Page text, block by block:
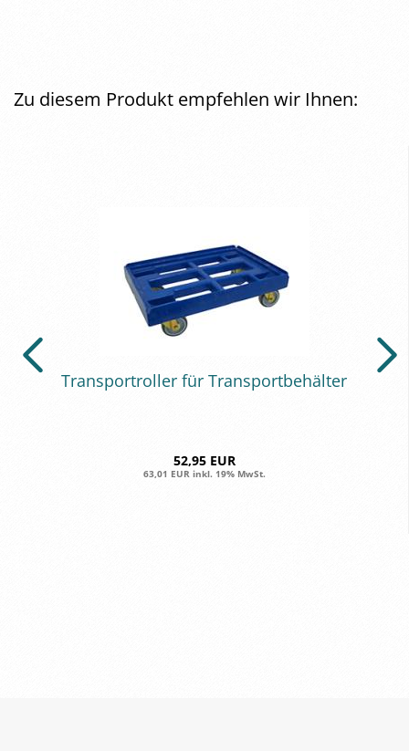
Zu diesem Produkt empfehlen wir Ihnen:
Trans­por­t­rol­ler für Trans­port­be­häl­ter
52,95 EUR
63,01 EUR inkl. 19% MwSt.